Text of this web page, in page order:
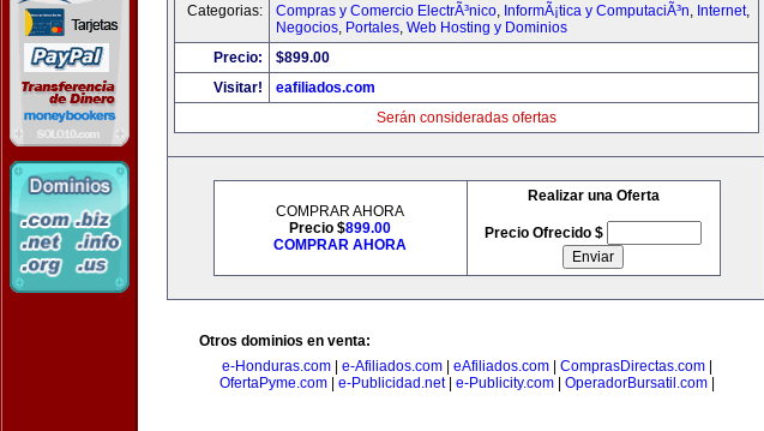
Categorias:
Compras y Comercio ElectrÃ³nico, InformÃ¡tica y ComputaciÃ³n, Internet,
Negocios, Portales, Web Hosting y Dominios
Precio:
$899.00
Visitar!
eafiliados.com
Serán consideradas ofertas
COMPRAR AHORA
Precio $899.00
COMPRAR AHORA
Realizar una Oferta
Precio Ofrecido $
Otros dominios en venta:
e-Honduras.com| e-Afiliados.com| eAfiliados.com| ComprasDirectas.com|
OfertaPyme.com| e-Publicidad.net| e-Publicity.com| OperadorBursatil.com|